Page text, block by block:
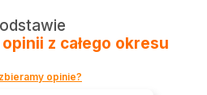
opinii z całego okresu
opinie?